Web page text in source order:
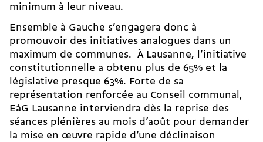
minimum à leur niveau.
Ensemble à Gauche s’engagera donc à
promouvoir des initiatives analogues dans un
maximum de communes. À Lausanne, l’initiative
constitutionnelle a obtenu plus de 65% et la
législative presque 63%. Forte de sa
représentation renforcée au Conseil communal,
EàG Lausanne interviendra dès la reprise des
séances plénières au mois d’août pour demander
la mise en œuvre rapide d’une déclinaison